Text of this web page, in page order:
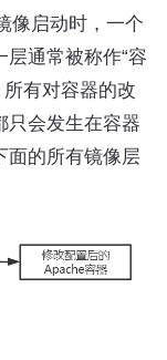
像启动时，一个
通常被称作“容
所有对容器的改
只会发生在容器
面的所有镜像层